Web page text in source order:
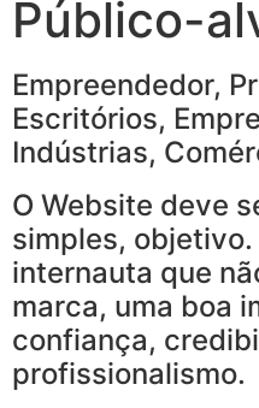
Público-
Empreendedor,
Escritórios,
Indústrias,
O Website deve
simples,
internauta que
marca, uma boa
confiança,
profissionalismo.